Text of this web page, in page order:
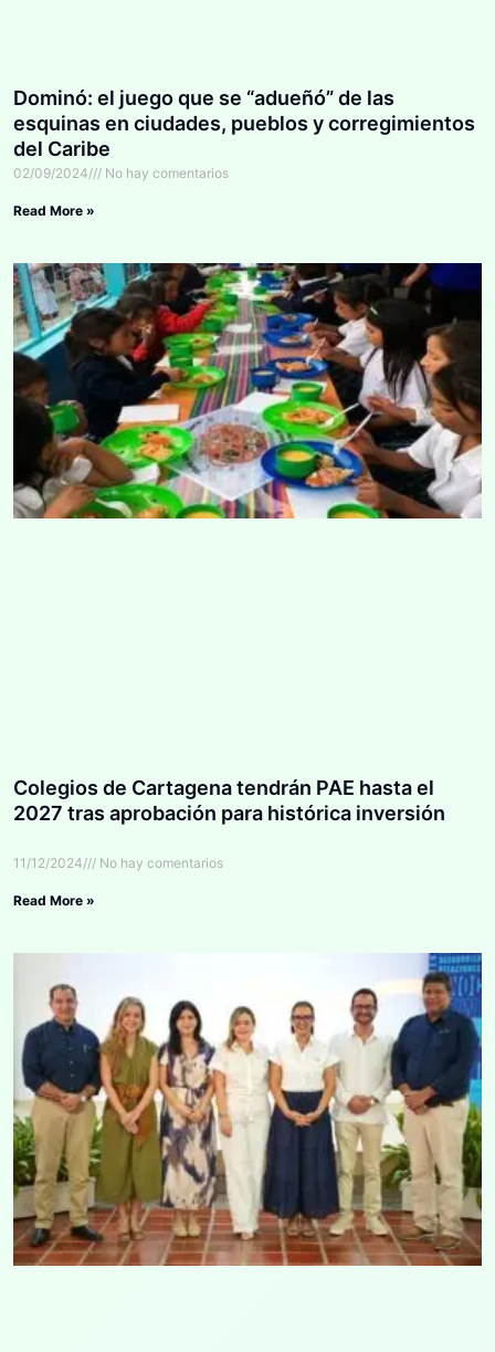
Dominó: el juego que se “adueñó” de las
esquinas en ciudades, pueblos y corregimientos
del Caribe
02/09/2024 No hay comentarios
Read More »
Colegios de Cartagena tendrán PAE hasta el
2027 tras aprobación para histórica inversión
11/12/2024 No hay comentarios
Read More »